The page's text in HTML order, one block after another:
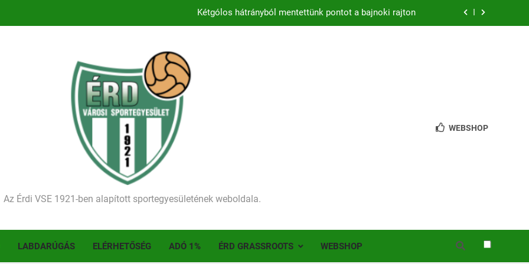
Kétgólos hátrányból mentettünk pontot a bajnoki rajton
Történelmet írt az I. Érdi Football Fesztivál – több mint 200 játékos lépett pályára Érden
Ellenfelünk visszalépése miatt játék nélkül jutottunk tovább a MOL Magyar Kupában
Kezdődik a 2026–2027-es szezon – hazai pályán rajtol az Érdi VSE!
Történelmet írt az I. Érdi Football Fesztivál – több mint 200 játékos lépett pályára Érden
Az Érdi VSE 1921-ben alapított sportegyesületének weboldala.
WEBSHOP
LABDARÚGÁS ELÉRHETŐSÉG ADÓ 1% ÉRD GRASSROOTS WEBSHOP